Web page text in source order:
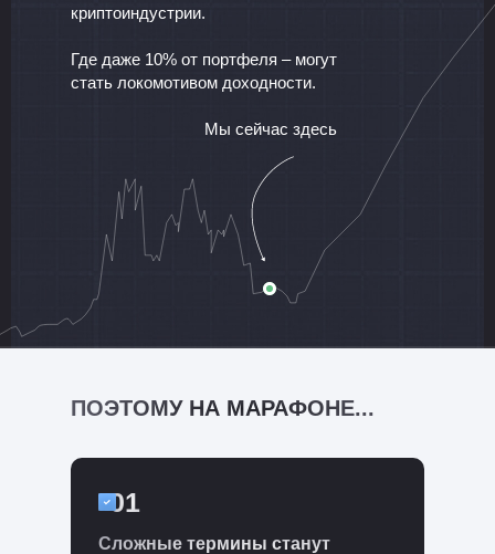
криптоиндустрии.
Где даже 10% от портфеля – могут
стать локомотивом доходности.
Мы сейчас здесь
ПОЭТОМУ НА МАРАФОНЕ...
01
Сложные термины станут